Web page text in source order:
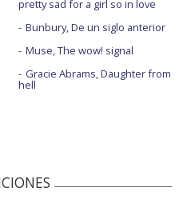
pretty sad for a girl so in love
Bunbury, De un siglo anterior
Muse, The wow! signal
Gracie Abrams, Daughter from
hell